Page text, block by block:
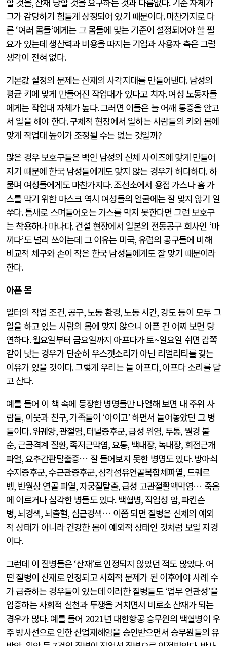
그가 감당하기 힘들게 상정되어 있기 때문이다.마찬가지로 다
른‘여러 몸들’에게는 그 몸들에 맞는 기준이 설정되어야 할 필
요가 있는데 생산력과 비용을 따지는 기업과 사용자 측은 그럴
생각이 전혀 없다.
기본값 설정의 문제는 산재의 사각지대를 만들어낸다.남성의
평균 키에 맞게 만들어진 작업대가 있다고 치자.여성 노동자들
에게는 작업대 자체가 높다.그러면 이들은 늘 어깨 통증을 안고
서 일을 해야 한다.구체적 현장에서 일하는 사람들의 키와 몸에
맞게 작업대 높이가 조정될 수는 없는 것일까?
많은 경우 보호구들은 백인 남성의 신체 사이즈에 맞게 만들어
지기 때문에 한국 남성들에게도 맞지 않는 경우가 허다하다.하
물며 여성들에게도 마찬가지다.조선소에서 용접 가스나 흄 가
스를 막기 위한 마스크 역시 여성들의 얼굴에는 잘 맞지 않기 일
쑤다.틈새로 스며들어오는 가스를 막지 못한다면 그런 보호구
는 착용하나 마나다.건설 현장에서 일본의 전동공구 회사인 ‘마
끼다’도 널리 쓰이는데 그 이유는 미국,유럽의 공구들에 비해
비교적 체구와 손이 작은 한국 남성들에게도 잘 맞기 때문이라
한다.
아픈 몸
일터의 작업 조건,공구,노동 환경,노동 시간, 강도 등이 모두 그
일을 하고 있는 사람의 몸에 맞지 않으니 아픈 건 어찌 보면 당
연하다.월요일부터 금요일까지 아프다가 토~일요일 쉬면 감쪽
같이 낫는 경우가 단순히 우스갯소리가 아닌 리얼리티를 갖는
이유가 있을 것이다.그렇게 우리는 늘 아프다,아프다 소리를 달
고 산다.
예를 들어 이 책 속에 등장한 병명들만 나열해 보면 내 주위 사
람들, 이웃과 친구,가족들이 ‘아이고’하면서 늘어놓았던 그 병
들이다.위궤양,관절염,터널증후군,급성 위염, 두통,월경 불
순,근골격계 질환,족저근막염,요통, 백내장, 녹내장, 회전근개
파열,요추간판탈출증… 잘 들어보지 못한 병명도 있다.방아쇠
수지증후군,수근관증후군,삼각섬유연골복합체파열,드퀘르
벵, 반월상 연골 파열,자궁질탈출,급성 고관절활액막염… 죽음
에 이르거나 심각한 병들도 있다.백혈병, 직업성 암,파킨슨
병, 뇌경색, 뇌출혈, 심근경색… 이쯤 되면 질병은 신체의 예외
적 상태가 아니라 건강한 몸이 예외적 상태인 것처럼 보일 지경
이다.
그런데 이 질병들은‘산재’로 인정되지 않았던 적도 많았다.어
떤 질병이 산재로 인정되고 사회적 문제가 된 이후에야 사례 수
가 급증하는 경우들이 있는데 이러한 질병들도‘업무 연관성’을
입증하는 사회적 실천과 투쟁을 거치면서 비로소 산재가 되는
경우가 많다.예를 들어 2021년 대한항공 승무원의 백혈병이 우
주 방사선으로 인한 산업재해임을 승인받으면서 승무원들의 유